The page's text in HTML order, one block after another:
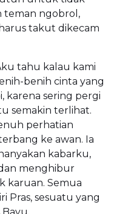
teman ngobrol,
takut dikecam
tahu kalau kami
benih cinta yang
karena sering pergi
semakin terlihat.
perhatian
ke awan. Ia
kabarku,
menghibur
karuan. Semua
Pras, sesuatu yang